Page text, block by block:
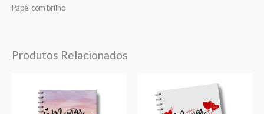
Papel com brilho
Produtos Relacionados
€5,50
through
€7,50